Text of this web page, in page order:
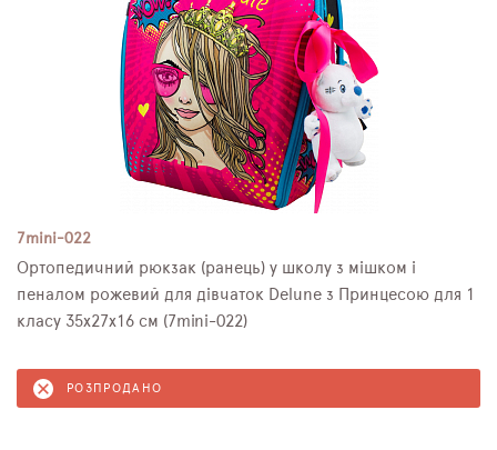
7mini-022
Ортопедичний рюкзак (ранець) у школу з мішком і
пеналом рожевий для дівчаток Delune з Принцесою для 1
класу 35х27х16 см (7mini-022)
РОЗПРОДАНО